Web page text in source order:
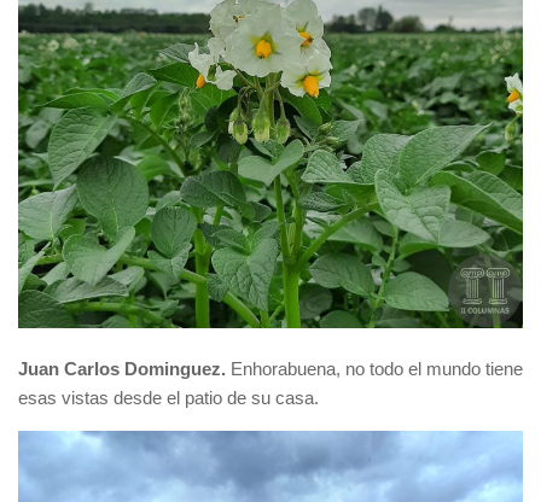
Juan Carlos Dominguez. Enhorabuena, no todo el mundo tiene
esas vistas desde el patio de su casa.